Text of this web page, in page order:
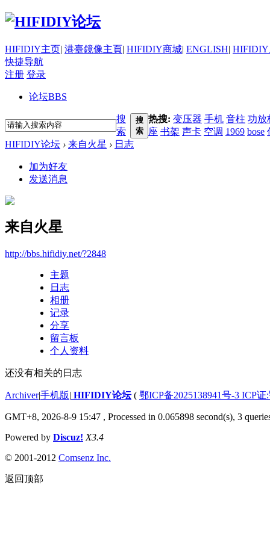
HIFIDIY主页| 港臺鏡像主頁| HIFIDIY商城| ENGLISH|
快捷导航
注册 登录
论坛BBS
搜
索
搜
索
热搜: 变压器 手机 音柱 功放
座 书架 声卡 空调 1969 bose
HIFIDIY论坛 › 来自火星 › 日志
加为好友
发送消息
来自火星
http://bbs.hifidiy.net/?2848
主题
日志
相册
记录
分享
留言板
个人资料
还没有相关的日志
Archiver|手机版| HIFIDIY论坛( 鄂ICP备2025138941号-3 ICP
GMT+8, 2026-8-9 15:47 , Processed in 0.065898 second(s), 3
Powered by Discuz! X3.4
© 2001-2012 Comsenz Inc.
返回顶部